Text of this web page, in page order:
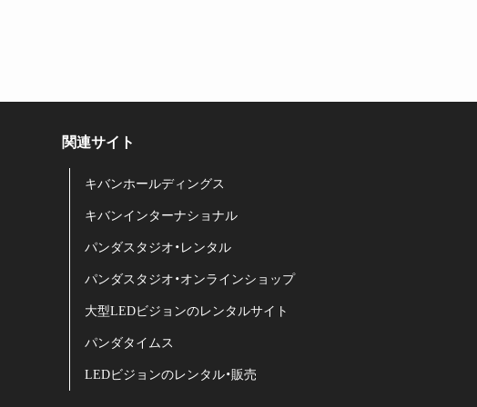
関連サイト
キバンホールディングス
キバンインターナショナル
パンダスタジオ・レンタル
パンダスタジオ・オンラインショップ
大型LEDビジョンのレンタルサイト
パンダタイムス
LEDビジョンのレンタル・販売